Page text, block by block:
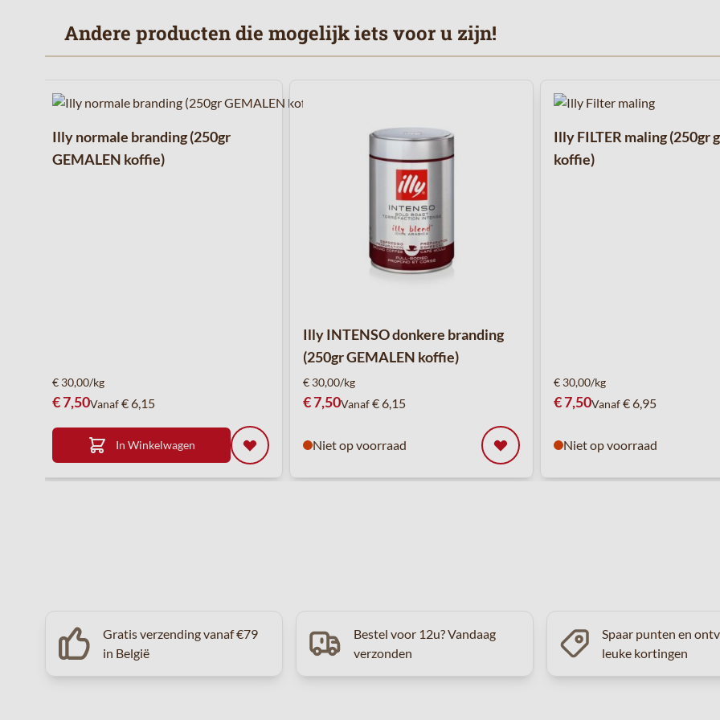
Andere producten die mogelijk iets voor u zijn!
Illy normale branding (250gr
GEMALEN koffie)
€ 30,00/kg
€ 7,50Vanaf€ 6,15
In Winkelwagen
Illy INTENSO donkere branding
(250gr GEMALEN koffie)
€ 30,00/kg
€ 7,50Vanaf€ 6,15
Niet op voorraad
Illy FILTER maling (250gr
koffie)
€ 30,00/kg
€ 7,50Vanaf€ 6,95
Niet op voorraad
Gratis verzending vanaf €79
in België
Bestel voor 12u? Vandaag
verzonden
Spaar punten en
leuke kortingen